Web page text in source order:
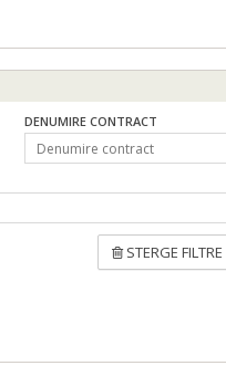
DENUMIRE CONTRACT
STERGE FILTRE